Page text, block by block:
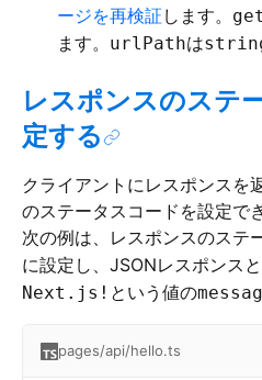
ージを再検証 します。
ます。 urlPathは
レスポンスのステ
定する
クライアントにレスポンスを
のステータスコードを設定で
次の例は、レスポンスのステ
に設定し、JSONレスポンス
Next.js! という値の
pages/api/hello.ts